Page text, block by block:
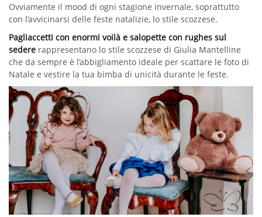
Ovviamente il mood di ogni stagione invernale, soprattutto
con l’avvicinarsi delle feste natalizie, lo stile scozzese.
Pagliaccetti con enormi voilà e salopette con rughes sul
sedere rappresentano lo stile scozzese di Giulia Mantelline
che da sempre è l’abbigliamento ideale per scattare le foto di
Natale e vestire la tua bimba di unicità durante le feste.